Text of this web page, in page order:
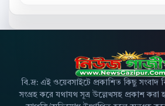
বি.দ্র: এই ওয়েবসাইটে প্রকাশিত কিছু সংবাদ
সংগ্রহ করে যথাযথ সূত্র উল্লেখসহ প্রকাশ